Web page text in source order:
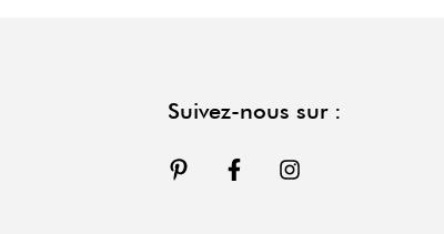
Suivez-nous sur :